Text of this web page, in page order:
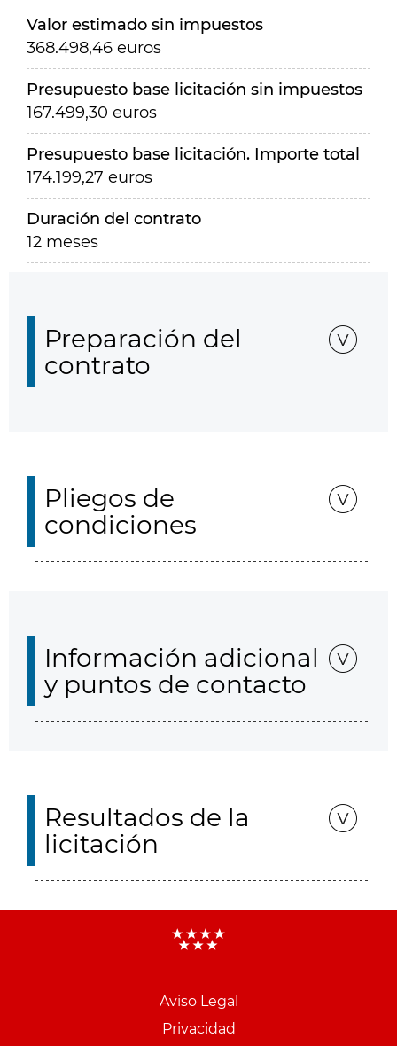
Valor estimado sin impuestos
368.498,46 euros
Presupuesto base licitación sin impuestos
167.499,30 euros
Presupuesto base licitación. Importe total
174.199,27 euros
Duración del contrato
12 meses
Preparación del
contrato
Pliegos de
condiciones
Información adicional
y puntos de contacto
Resultados de la
licitación
Aviso Legal
Privacidad